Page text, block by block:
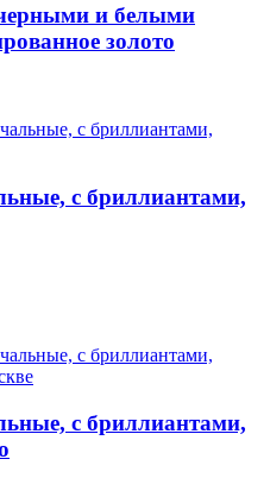
и белыми
золото
с бриллиантами,
с бриллиантами,